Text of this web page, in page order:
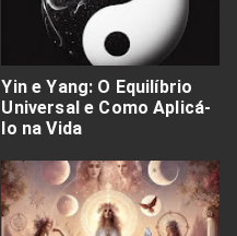
Yin e Yang: O Equilíbrio
Universal e Como Aplicá-
lo na Vida